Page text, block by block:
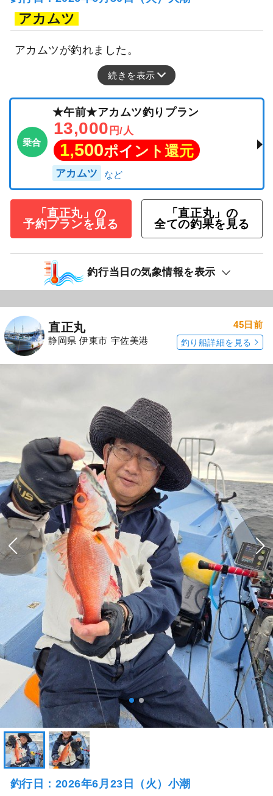
アカムツ
アカムツが釣れました。
続きを表示
乗合
★午前★アカムツ釣りプラン
13,000 円/人
1,500ポイント還元
アカムツ
「直正丸」の
予約プランを見る
「直正丸」の
全ての釣果を見る
釣行当日の気象情報を表示
直正丸
静岡県 伊東市 宇佐美港
45日前
釣り船詳細を見る
釣行日：2026年6月23日（火）小潮